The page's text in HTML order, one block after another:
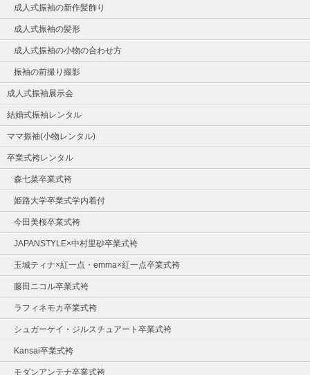
成人式振袖の新作髪飾り
成人式振袖の髪形
成人式振袖の小物の合わせ方
振袖の前撮り撮影
成人式振袖展示会
結婚式振袖レンタル
ママ振袖(小物レンタル)
卒業式袴レンタル
森七菜卒業式袴
姫路大学卒業式学内着付
今田美桜卒業式袴
JAPANSTYLE×中村里砂卒業式袴
玉城ティナ×紅一点・emma×紅一点卒業式袴
藤田ニコル卒業式袴
ラフィネモカ卒業式袴
シュガーケイ・ジルスチュアート卒業式袴
Kansai卒業式袴
モダンアンテナ卒業式袴